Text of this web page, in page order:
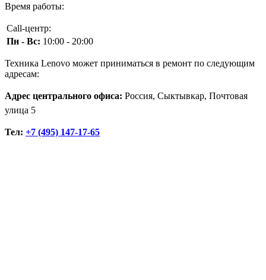
Время работы:
Call-центр:
Пн - Вс: 10:00 - 20:00
Техника Lenovo может приниматься в ремонт по следующим
адресам:
Адрес центрального офиса: Россия, Сыктывкар, Почтовая
улица 5
Тел: +7 (495) 147-17-65